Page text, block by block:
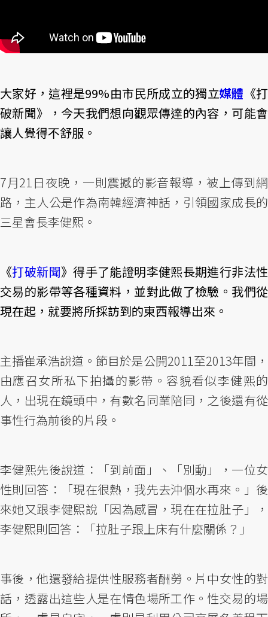
大家好，這裡是99%由市民所成立的獨立媒體 《打
破新聞》，今天我們想向觀眾傳達的內容，可能會
讓人覺得不舒服。
7月21日夜晚，一則震撼的影音報導，被上傳到網
路，主人公是作為南韓經濟神話，引領國家成長的
三星會長李健熙。
《打破新聞》得手了能證明李健熙長期進行非法性
交易的影帶等各種資料，並對此做了檢驗。我們從
現在起，就要將所採訪到的東西報導出來。
主播崔承浩說道。節目於是公開2011至2013年間，
由應召女所私下拍攝的影帶。容貌看似李健熙的
人，出現在鏡頭中，有數名同業陪同，之後還有從
事性行為前後的片段。
李健熙先後說道：「到前面」、「別動」，一位女
性則回答：「現在很熱，我先去沖個水再來。」後
來她又跟李健熙說「因為感冒，現在在拉肚子」，
李健熙則回答：「拉肚子跟上床有什麼關係？」
事後，他還發給提供性服務者酬勞。片中女性的對
話，透露出這些人是在情色場所工作。性交易的場